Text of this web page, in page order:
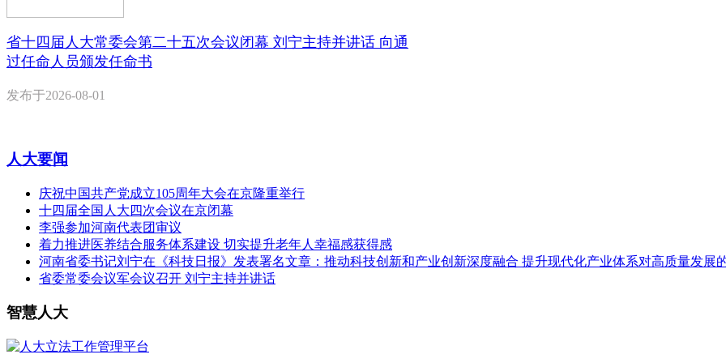
省十四届人大常委会第二十五次会议闭幕 刘宁主持并讲话 向通
过任命人员颁发任命书
发布于2026-08-01
人大要闻
庆祝中国共产党成立105周年大会在京隆重举行
十四届全国人大四次会议在京闭幕
李强参加河南代表团审议
着力推进医养结合服务体系建设 切实提升老年人幸福感获得感
河南省委书记刘宁在《科技日报》发表署名文章：推动科技创新和产业创新深度融合 提升现代化产业体系对高质量发展
省委常委会议军会议召开 刘宁主持并讲话
智慧人大